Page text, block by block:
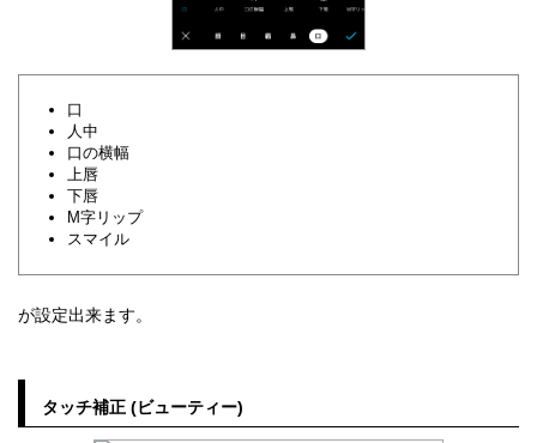
口
人中
口の横幅
上唇
下唇
M字リップ
スマイル
が設定出来ます。
タッチ補正 (ビューティー)